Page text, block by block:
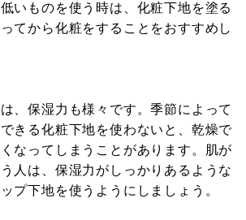
いものを使う時は、化粧下地を塗る
てから化粧をすることをおすすめし
、保湿力も様々です。季節によって
きる化粧下地を使わないと、乾燥で
なってしまうことがあります。肌が
人は、保湿力がしっかりあるような
プ下地を使うようにしましょう。